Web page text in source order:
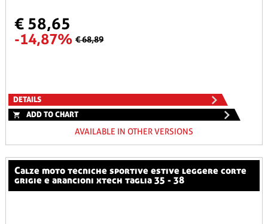
€ 58,65
-14,87% € 68,89
DETAILS
ADD TO CHART
AVAILABLE IN OTHER VERSIONS
calze moto tecniche sportive estive leggere corte
grigie e arancioni xtech taglia 35 - 38